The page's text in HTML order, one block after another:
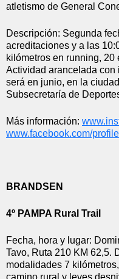
atletismo de General
Descripción: Segunda
acreditaciones y a las
kilómetros en running,
Actividad arancelada con
será en junio, en la
Subsecretaría de
Más información:
www.facebook.com/
BRANDSEN
4º PAMPA Rural Trail
Fecha, hora y lugar:
Tavo, Ruta 210 KM 62,5.
modalidades 7
camino rural y leves